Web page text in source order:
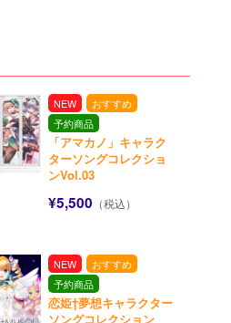
NEW
おすすめ
予約商品
「アマカノ」キャラク
ターソングコレクショ
ンVol.03
¥5,500 （税込）
NEW
おすすめ
予約商品
恋姫†夢想キャラクター
ソングコレクション